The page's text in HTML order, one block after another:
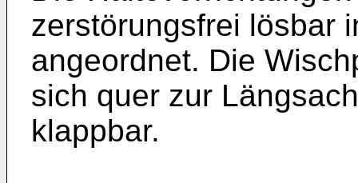
zerstörungsfrei lösbar
angeordnet. Die
sich quer zur
klappbar.